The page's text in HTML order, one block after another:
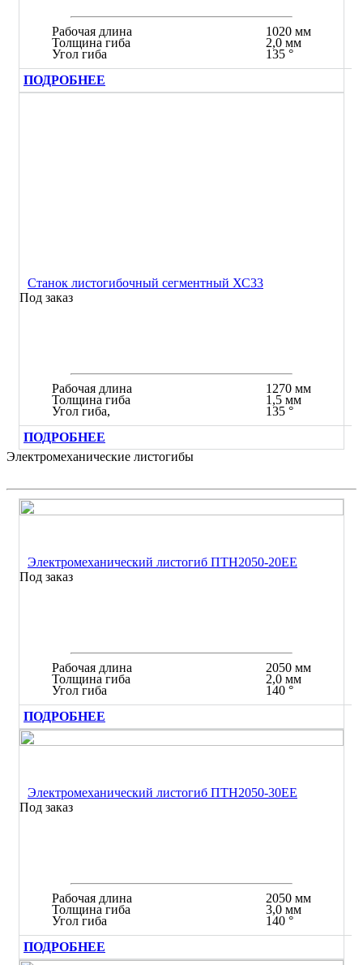
Рабочая длина
Толщина гиба
Угол гиба
1020 мм
2,0 мм
135 °
ПОДРОБНЕЕ
Станок листогибочный сегментный ХС33
Под заказ
Рабочая длина
Толщина гиба
Угол гиба,
1270 мм
1,5 мм
135 °
ПОДРОБНЕЕ
Электромеханические листогибы
Электромеханический листогиб ПТН2050-20ЕЕ
Под заказ
Рабочая длина
Толщина гиба
Угол гиба
2050 мм
2,0 мм
140 °
ПОДРОБНЕЕ
Электромеханический листогиб ПТН2050-30ЕЕ
Под заказ
Рабочая длина
Толщина гиба
Угол гиба
2050 мм
3,0 мм
140 °
ПОДРОБНЕЕ